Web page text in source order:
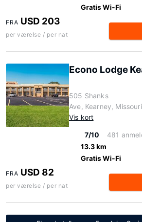
Gratis Wi-Fi
FRA USD 203
per værelse / per nat
Econo Lodge
505 Shanks
Ave, Kearney,
Vis kort
7/10
481
13.3 km
Gratis Wi-Fi
FRA USD 82
per værelse / per nat